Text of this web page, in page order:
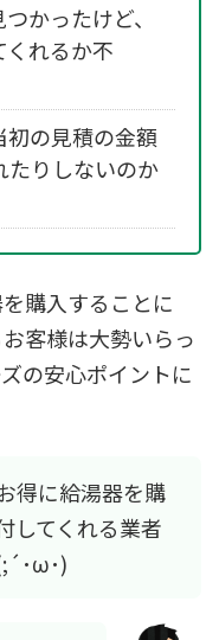
かったけど、
くれるか不
の見積の金額
たりしないのか
購入することに
客様は大勢いらっ
の安心ポイントに
得に給湯器を購
してくれる業者
･ω･)